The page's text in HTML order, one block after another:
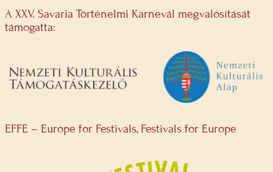
A XXV. Savaria Történelmi Karnevál megvalósítását
támogatta:
EFFE – Europe for Festivals, Festivals for Europe